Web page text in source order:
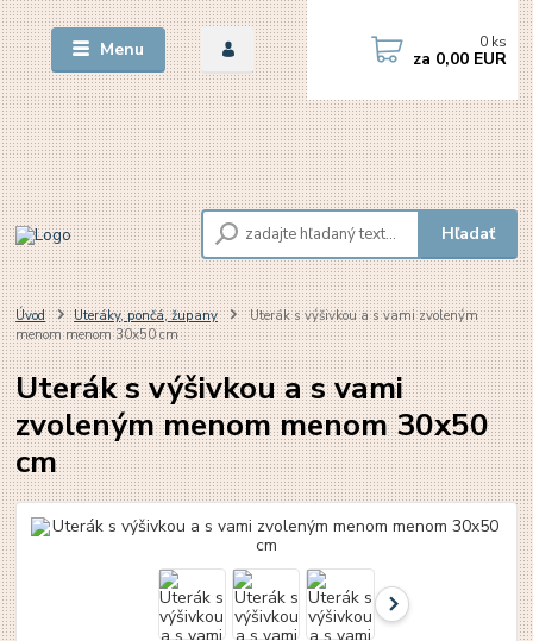
Menu
Hľadať
0 ks
za 0,00 EUR
Úvod Uteráky, pončá, župany
Uterák s výšivkou a s vami zvoleným
menom menom 30x50 cm
Uterák s výšivkou a s vami
zvoleným menom menom 30x50
cm